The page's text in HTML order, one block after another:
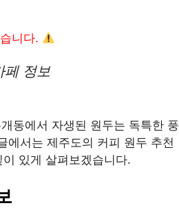
니다.
페 정보
동에서 자생된 원두는 독특한 풍
에서는 제주도의 커피 원두 추천
있게 살펴보겠습니다.